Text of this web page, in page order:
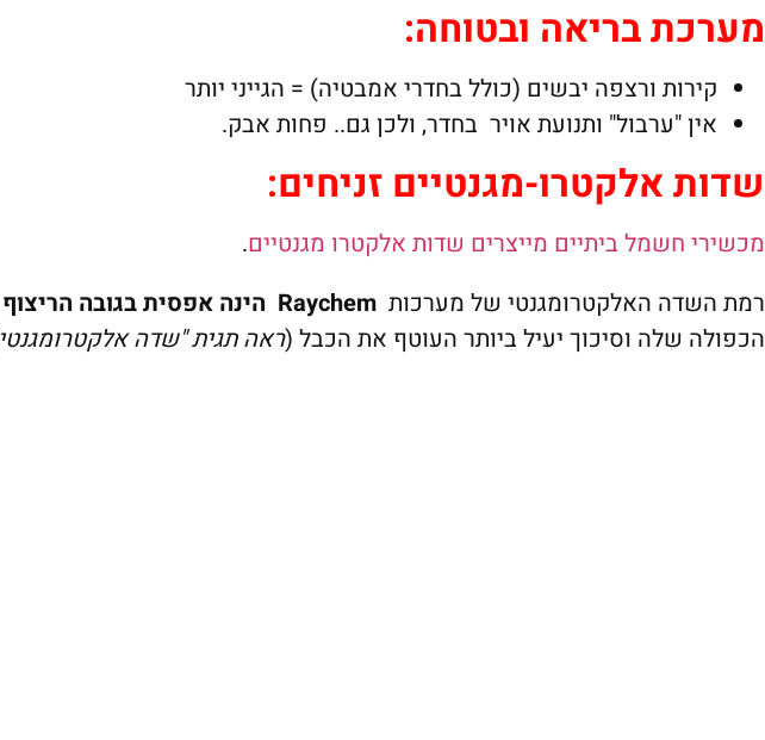
מערכת בריאה ובטוחה:
קירות ורצפה יבשים (כולל בחדרי אמבטיה) = הגייני יותר
אין "ערבול" ותנועת אויר בחדר, ולכן גם.. פחות אבק.
שדות אלקטרו-מגנטיים זניחים:
מכשירי חשמל ביתיים מייצרים שדות אלקטרו מגנטיים.
רמת השדה האלקטרומגנטי של מערכות Raychem הינה אפסית בגובה הריצוף
הכפולה שלה וסיכוך יעיל ביותר העוטף את הכבל (ראה תגית "שדה אלקטרומגנטי